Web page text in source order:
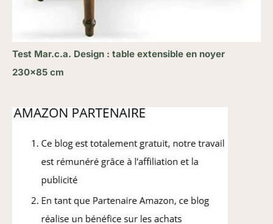
Test Mar.c.a. Design : table extensible en noyer
230×85 cm